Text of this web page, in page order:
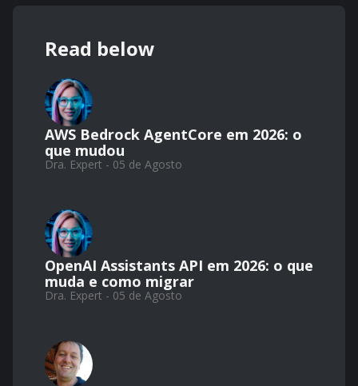
Read below
AWS Bedrock AgentCore em 2026: o
que mudou
Dra. Expert - 05 de Agosto
OpenAI Assistants API em 2026: o que
muda e como migrar
Dra. Expert - 05 de Agosto